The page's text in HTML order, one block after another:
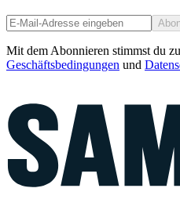
Mit dem Abonnieren stimmst du zu
Geschäftsbedingungen und